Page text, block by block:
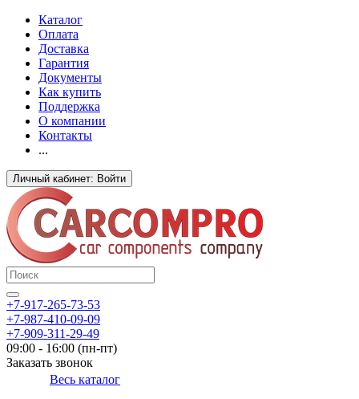
Каталог
Оплата
Доставка
Гарантия
Документы
Как купить
Поддержка
О компании
Контакты
...
Личный кабинет: Войти
+7-917-265-73-53
+7-987-410-09-09
+7-909-311-29-49
09:00 - 16:00 (пн-пт)
Заказать звонок
Весь каталог